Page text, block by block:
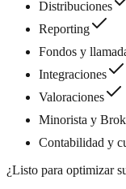
Distribuciones
Reporting
Fondos y
Integraciones
Valoraciones
Minorista y
Contabilidad y
¿Listo para optimizar